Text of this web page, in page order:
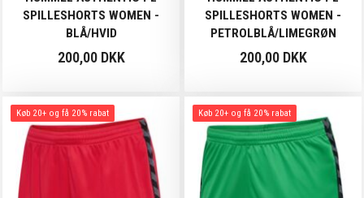
SPILLESHORTS WOMEN -
BLÅ/HVID
200,00 DKK
SPILLESHORTS WOMEN -
PETROLBLÅ/LIMEGRØN
200,00 DKK
Køb 20+ og få 20% rabat Køb 20+ og få 20% rabat